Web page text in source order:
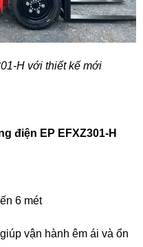
H với thiết kế mới
điện EP EFXZ301-H
6 mét
vận hành êm ái và ổn